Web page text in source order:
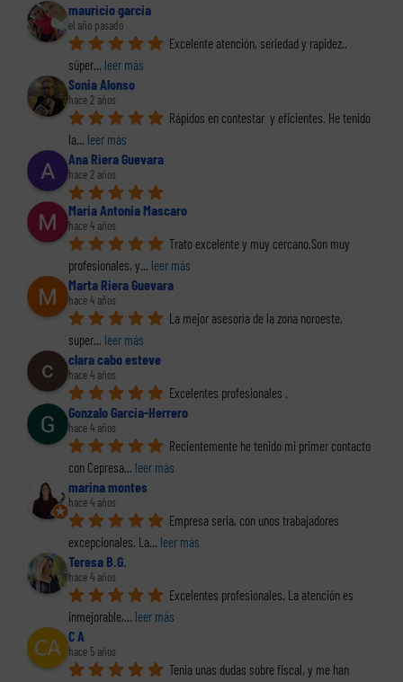
mauricio garcia
el año pasado
Excelente atención, seriedad y rapidez..
súper... leer más
Sonia Alonso
hace 2 años
Rápidos en contestar  y eficientes. He tenido
la... leer más
Ana Riera Guevara
hace 2 años
Maria Antonia Mascaro
hace 4 años
Trato excelente y muy cercano.Son muy
profesionales, y... leer más
Marta Riera Guevara
hace 4 años
La mejor asesoría de la zona noroeste,
super... leer más
clara cabo esteve
hace 4 años
Excelentes profesionales .
Gonzalo Garcia-Herrero
hace 4 años
Recientemente he tenido mi primer contacto
con Cepresa... leer más
marina montes
hace 4 años
Empresa seria, con unos trabajadores
excepcionales. La... leer más
Teresa B.G.
hace 4 años
Excelentes profesionales. La atención es
inmejorable,... leer más
C A
hace 5 años
Tenia unas dudas sobre fiscal, y me han